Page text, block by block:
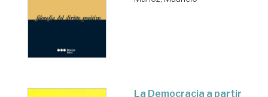
La Democracia a partir